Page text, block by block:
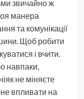
звичайно ж
манера
та комунікації
Щоб робити
і вчити.
навпаки,
не міняєте
впливати на